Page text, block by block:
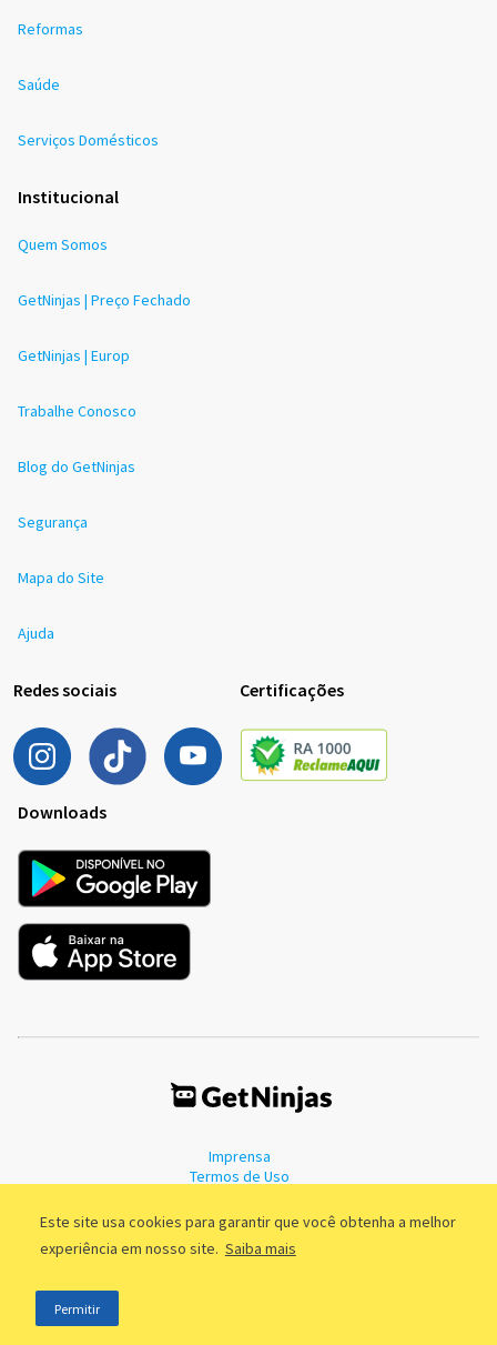
Este site usa cookies para garantir que você obtenha a melhor
experiência em nosso site. Saiba mais
Permitir
Reformas
Saúde
Serviços Domésticos
Institucional
Quem Somos
GetNinjas | Preço Fechado
GetNinjas | Europ
Trabalhe Conosco
Blog do GetNinjas
Segurança
Mapa do Site
Ajuda
Redes sociais Certificações
Downloads
Imprensa
Termos de Uso
©2011 - 2026, GetNinjas LTDA. CNPJ 55.744.877/0001-89 - Rua Dr.
Fernandes Coelho, 85 - 3º andar - São Paulo/SP - Brasil